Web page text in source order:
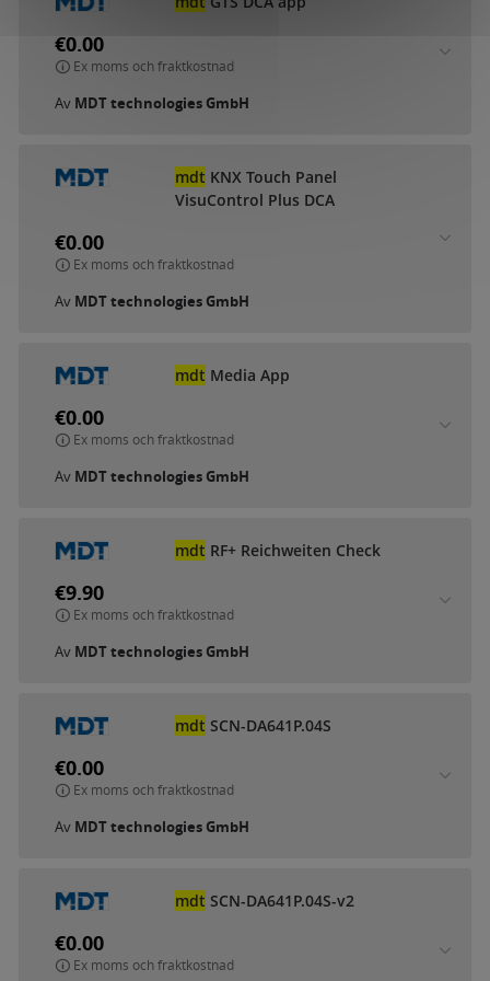
€0.00
Ex moms och fraktkostnad
Av MDT technologies GmbH
mdt KNX Touch Panel
VisuControl Plus DCA
€0.00
Ex moms och fraktkostnad
Av MDT technologies GmbH
mdt Media App
€0.00
Ex moms och fraktkostnad
Av MDT technologies GmbH
mdt RF+ Reichweiten Check
€9.90
Ex moms och fraktkostnad
Av MDT technologies GmbH
mdt SCN-DA641P.04S
€0.00
Ex moms och fraktkostnad
Av MDT technologies GmbH
mdt SCN-DA641P.04S-v2
€0.00
Ex moms och fraktkostnad